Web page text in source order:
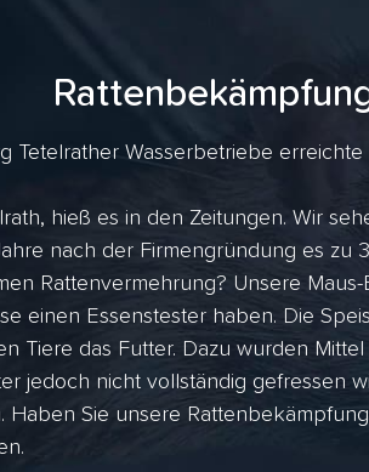
Tetelrather Wasserbetriebe
hieß es in den Zeitungen. Wir
nach der Firmengründung es
Rattenvermehrung? Unsere
einen Essenstester haben. Die
Tiere das Futter. Dazu wurden
jedoch nicht vollständig gefressen
Haben Sie unsere